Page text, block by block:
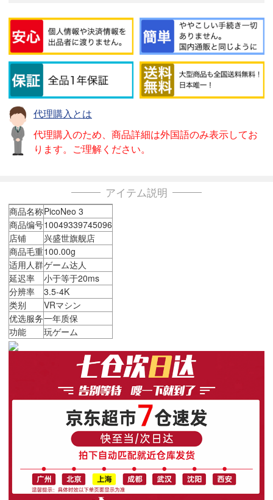
代理購入とは
代理購入のため、商品詳細は外国語のみ表示してお
ります。ご理解ください。
アイテム説明
商品名称PicoNeo 3
商品编号10049339745096
店铺
兴盛世旗舰店
商品毛重100.00g
适用人群ゲーム达人
延迟率
小于等于20ms
分辨率
3.5-4K
类别
VRマシン
优选服务一年质保
功能
玩ゲーム